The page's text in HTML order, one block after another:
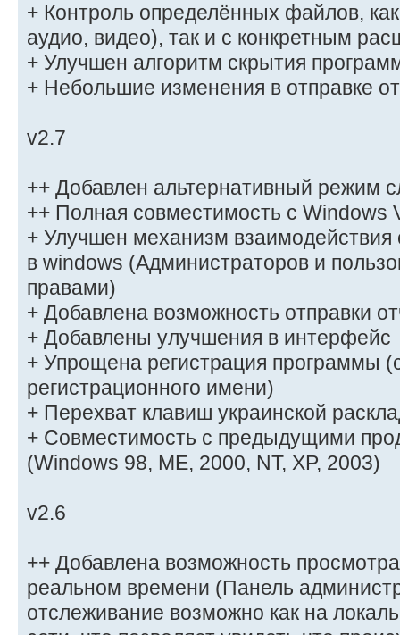
+ Контроль определённых файлов,
аудио, видео), так и с конкретным
+ Улучшен алгоритм скрытия
+ Небольшие изменения в отправке
v2.7
++ Добавлен альтернативный режим
++ Полная совместимость с Windows
+ Улучшен механизм взаимодействия
в windows (Администраторов и
правами)
+ Добавлена возможность отправки
+ Добавлены улучшения в интерфейс
+ Упрощена регистрация программы
регистрационного имени)
+ Перехват клавиш украинской
+ Совместимость с предыдущими
(Windows 98, ME, 2000, NT, XP, 2003)
v2.6
++ Добавлена возможность
реальном времени (Панель
отслеживание возможно как на